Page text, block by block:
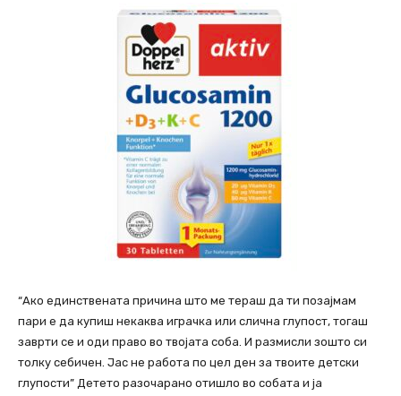
“Ако единствената причина што ме тераш да ти позајмам
пари е да купиш некаква играчка или слична глупост, тогаш
заврти се и оди право во твојата соба. И размисли зошто си
толку себичен. Јас не работа по цел ден за твоите детски
глупости” Детето разочарано отишло во собата и ја